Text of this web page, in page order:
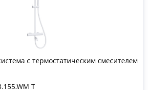
с термостатическим смесителем
T